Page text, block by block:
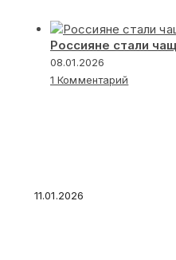
Россияне стали
08.01.2026
1 Комментарий
11.01.2026